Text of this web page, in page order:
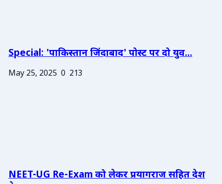
Special: 'पाकिस्तान जिंदाबाद' पोस्ट पर दो युव...
May 25, 2025 0 213
NEET-UG Re-Exam को लेकर प्रयागराज सहित देश